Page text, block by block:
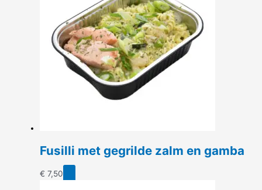
Fusilli met gegrilde zalm en gamba
€ 7,50